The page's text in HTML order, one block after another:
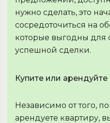
нужно сделать, это
сосредоточиться на
которые выгодны для
успешной сделки.
Купите или арендуйте
Независимо от того,
арендуете квартиру,